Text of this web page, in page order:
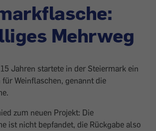
Mehrweg
Jahren startete in der Steiermark ein
Wein­flaschen, genannt die
zum neuen Projekt: Die
ist nicht bepfandet, die Rückgabe also